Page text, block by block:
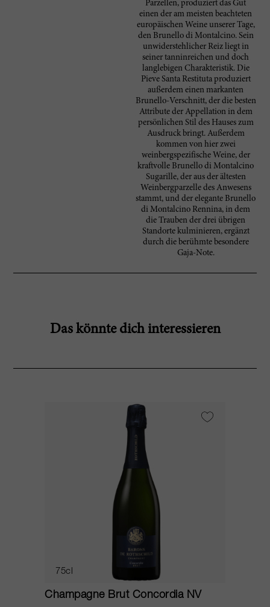
Parzellen, produziert das Gut
einen der am meisten beachteten
europäischen Weine unserer Tage,
den Brunello di Montalcino. Sein
unwiderstehlicher Reiz liegt in
seiner tanninreichen und doch
langlebigen Charakteristik. Die
Pieve Santa Restituta produziert
außerdem einen markanten
Brunello-Verschnitt, der die besten
Attribute der Appellation in dem
persönlichen Stil des Hauses zum
Ausdruck bringt. Außerdem
kommen von hier zwei
weinbergspezifische Weine, der
kraftvolle Brunello di Montalcino
Sugarille, der aus der ältesten
Weinbergparzelle des Anwesens
stammt, und der elegante Brunello
di Montalcino Rennina, in dem
die Trauben der drei übrigen
Standorte kulminieren, ergänzt
durch die berühmte besondere
Gaja-Note.
Das könnte dich interessieren
75cl
Champagne Brut Concordia NV